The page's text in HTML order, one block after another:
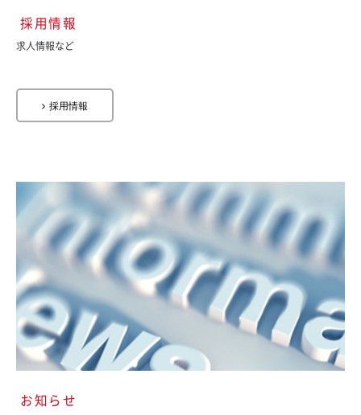
採用情報
求人情報など
採用情報
お知らせ